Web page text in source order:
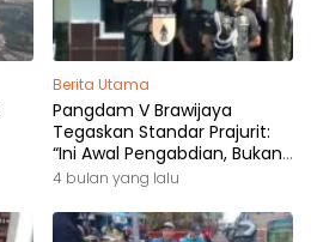
Berita Utama
Pangdam V Brawijaya
Tegaskan Standar Prajurit:
“Ini Awal Pengabdian, Bukan
Akhir Perjalanan”
4 bulan yang lalu